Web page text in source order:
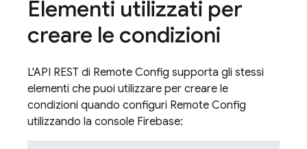
Elementi utilizzati per
creare le condizioni
L'API REST di Remote Config supporta gli stessi
elementi che puoi utilizzare per creare le
condizioni quando configuri Remote Config
utilizzando la console Firebase: